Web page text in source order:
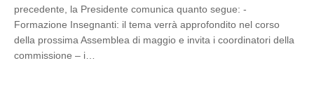
precedente, la Presidente comunica quanto segue: -
Formazione Insegnanti: il tema verrà approfondito nel corso
della prossima Assemblea di maggio e invita i coordinatori della
commissione – i…